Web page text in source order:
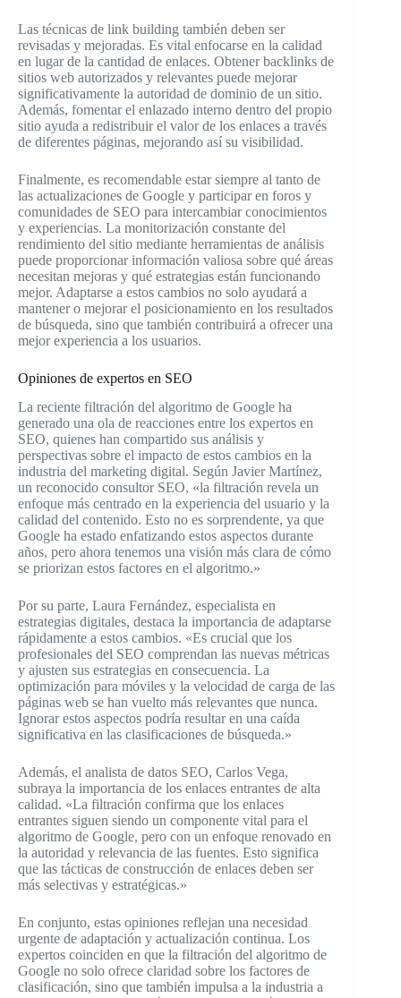
Las técnicas de link building también deben ser
revisadas y mejoradas. Es vital enfocarse en la calidad
en lugar de la cantidad de enlaces. Obtener backlinks de
sitios web autorizados y relevantes puede mejorar
significativamente la autoridad de dominio de un sitio.
Además, fomentar el enlazado interno dentro del propio
sitio ayuda a redistribuir el valor de los enlaces a través
de diferentes páginas, mejorando así su visibilidad.
Finalmente, es recomendable estar siempre al tanto de
las actualizaciones de Google y participar en foros y
comunidades de SEO para intercambiar conocimientos
y experiencias. La monitorización constante del
rendimiento del sitio mediante herramientas de análisis
puede proporcionar información valiosa sobre qué áreas
necesitan mejoras y qué estrategias están funcionando
mejor. Adaptarse a estos cambios no solo ayudará a
mantener o mejorar el posicionamiento en los resultados
de búsqueda, sino que también contribuirá a ofrecer una
mejor experiencia a los usuarios.
Opiniones de expertos en SEO
La reciente filtración del algoritmo de Google ha
generado una ola de reacciones entre los expertos en
SEO, quienes han compartido sus análisis y
perspectivas sobre el impacto de estos cambios en la
industria del marketing digital. Según Javier Martínez,
un reconocido consultor SEO, «la filtración revela un
enfoque más centrado en la experiencia del usuario y la
calidad del contenido. Esto no es sorprendente, ya que
Google ha estado enfatizando estos aspectos durante
años, pero ahora tenemos una visión más clara de cómo
se priorizan estos factores en el algoritmo.»
Por su parte, Laura Fernández, especialista en
estrategias digitales, destaca la importancia de adaptarse
rápidamente a estos cambios. «Es crucial que los
profesionales del SEO comprendan las nuevas métricas
y ajusten sus estrategias en consecuencia. La
optimización para móviles y la velocidad de carga de las
páginas web se han vuelto más relevantes que nunca.
Ignorar estos aspectos podría resultar en una caída
significativa en las clasificaciones de búsqueda.»
Además, el analista de datos SEO, Carlos Vega,
subraya la importancia de los enlaces entrantes de alta
calidad. «La filtración confirma que los enlaces
entrantes siguen siendo un componente vital para el
algoritmo de Google, pero con un enfoque renovado en
la autoridad y relevancia de las fuentes. Esto significa
que las tácticas de construcción de enlaces deben ser
más selectivas y estratégicas.»
En conjunto, estas opiniones reflejan una necesidad
urgente de adaptación y actualización continua. Los
expertos coinciden en que la filtración del algoritmo de
Google no solo ofrece claridad sobre los factores de
clasificación, sino que también impulsa a la industria a